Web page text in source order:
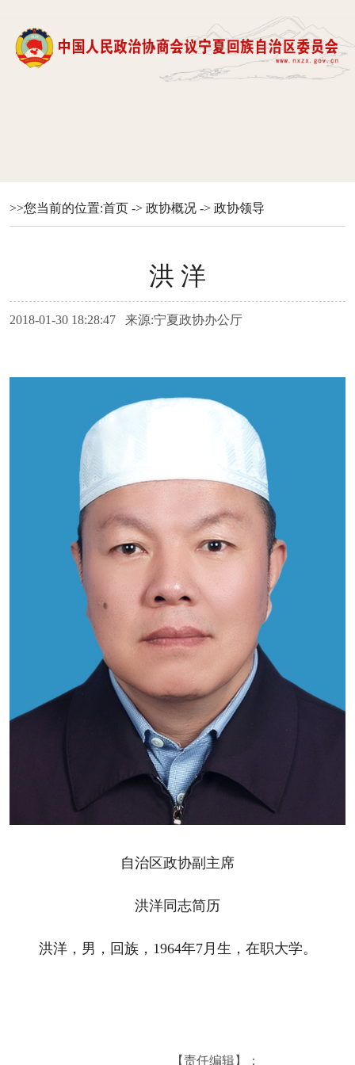
>>您当前的位置:首页 -> 政协概况 -> 政协领导
洪 洋
2018-01-30 18:28:47 来源:宁夏政协办公厅
自治区政协副主席
洪洋同志简历
洪洋，男，回族，1964年7月生，在职大学。
【责任编辑】：